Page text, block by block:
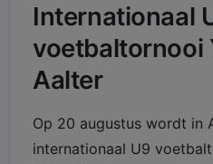
Internationaal
voetbaltornooi
Aalter
Op 20 augustus wordt in
internationaal U9